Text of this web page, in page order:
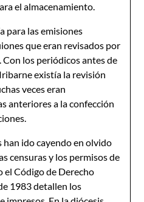
el almacenamiento.
para las emisiones
que eran revisados por
Con los periódicos antes de
existía la revisión
veces eran
anteriores a la confección
han ido cayendo en olvido
censuras y los permisos de
el Código de Derecho
1983 detallen los